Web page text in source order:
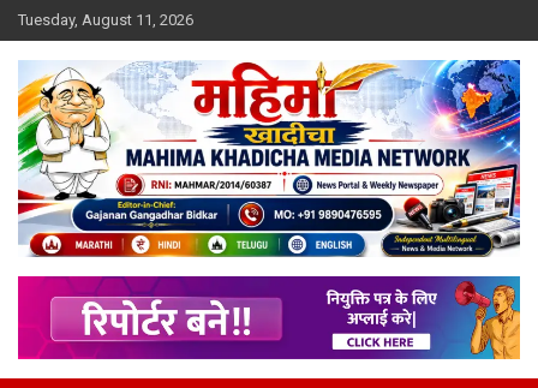
Skip
to
content
Tuesday, August 11, 2026
Mahimakhadicha